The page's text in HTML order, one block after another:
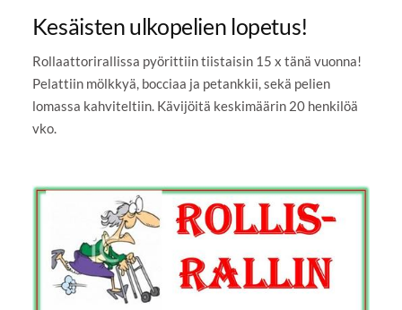
Kesäisten ulkopelien lopetus!
Rollaattorirallissa pyörittiin tiistaisin 15 x tänä vuonna!
Pelattiin mölkkyä, bocciaa ja petankkii, sekä pelien
lomassa kahviteltiin. Kävijöitä keskimäärin 20 henkilöä
vko.